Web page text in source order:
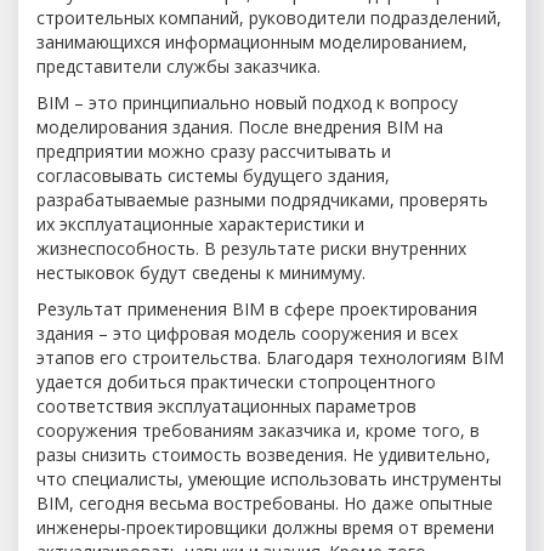
строительных компаний, руководители подразделений,
занимающихся информационным моделированием,
представители службы заказчика.
BIM – это принципиально новый подход к вопросу
моделирования здания. После внедрения BIM на
предприятии можно сразу рассчитывать и
согласовывать системы будущего здания,
разрабатываемые разными подрядчиками, проверять
их эксплуатационные характеристики и
жизнеспособность. В результате риски внутренних
нестыковок будут сведены к минимуму.
Результат применения BIM в сфере проектирования
здания – это цифровая модель сооружения и всех
этапов его строительства. Благодаря технологиям BIM
удается добиться практически стопроцентного
соответствия эксплуатационных параметров
сооружения требованиям заказчика и, кроме того, в
разы снизить стоимость возведения. Не удивительно,
что специалисты, умеющие использовать инструменты
BIM, сегодня весьма востребованы. Но даже опытные
инженеры-проектировщики должны время от времени